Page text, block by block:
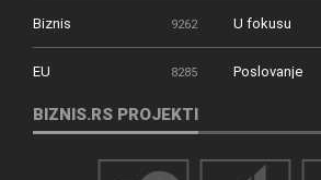
Biznis 9262 U fokusu
EU 8285 Poslovanje
BIZNIS.RS PROJEKTI